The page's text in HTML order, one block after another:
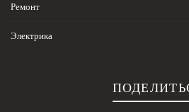
Ремонт
Электрика